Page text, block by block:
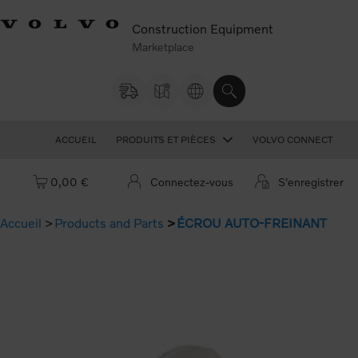
Construction Equipment
Marketplace
ACCUEIL PRODUITS ET PIÈCES VOLVO CONNECT
Panier : vide
0,00 € Connectez-vous S'enregistrer
Accueil Products and Parts ÉCROU AUTO-FREINANT